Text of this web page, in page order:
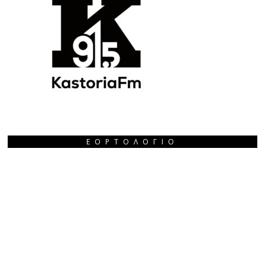
ΕΟΡΤΟΛΌΓΙΟ